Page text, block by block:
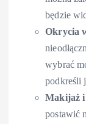
będzie
Okrycia
wybrać
podkreśli
Makijaż
postawić